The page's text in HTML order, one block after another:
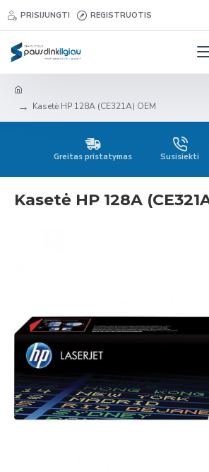
PRISIJUNGTI REGISTRUOTIS
Kasetė HP 128A (CE321A) OEM
Greitas pristatymas Susisiekti
Kasetė HP 128A